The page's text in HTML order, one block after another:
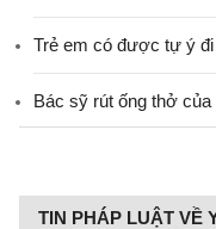
Trẻ em có được tự ý
Bác sỹ rút ống thở
TIN PHÁP LUẬT VỀ